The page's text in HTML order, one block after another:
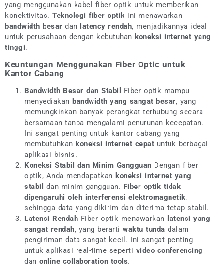
yang menggunakan kabel fiber optik untuk memberikan
konektivitas. Teknologi fiber optik ini menawarkan
bandwidth besar dan latency rendah, menjadikannya ideal
untuk perusahaan dengan kebutuhan koneksi internet yang
tinggi.
Keuntungan Menggunakan Fiber Optic untuk
Kantor Cabang
Bandwidth Besar dan Stabil
Fiber optik mampu
menyediakan bandwidth yang sangat besar, yang
memungkinkan banyak perangkat terhubung secara
bersamaan tanpa mengalami penurunan kecepatan.
Ini sangat penting untuk kantor cabang yang
membutuhkan koneksi internet cepat untuk berbagai
aplikasi bisnis.
Koneksi Stabil dan Minim Gangguan Dengan fiber
optik, Anda mendapatkan koneksi internet yang
stabil
dan minim gangguan. Fiber optik tidak
dipengaruhi oleh interferensi elektromagnetik,
sehingga data yang dikirim dan diterima tetap stabil.
Latensi Rendah Fiber optik menawarkan
latensi yang
sangat rendah, yang berarti waktu tunda dalam
pengiriman data sangat kecil. Ini sangat penting
untuk aplikasi real-time seperti video conferencing
dan online collaboration tools.